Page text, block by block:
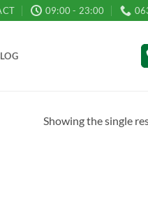
09:00 - 23:00
Showing the single